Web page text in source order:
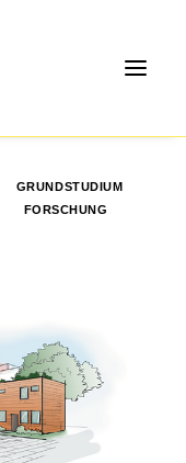
GRUNDSTUDIUM
FORSCHUNG